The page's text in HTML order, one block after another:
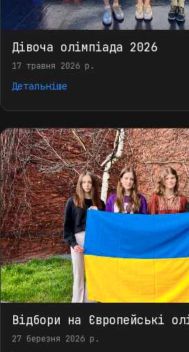
Дівоча олімпіада 2026
17 травня 2026 р.
Детальніше
Відбори на Європейські
27 березня 2026 р.